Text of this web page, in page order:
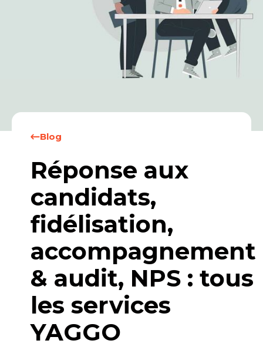
Blog
Réponse aux
candidats,
fidélisation,
accompagnement
& audit, NPS : tous
les services
YAGGO